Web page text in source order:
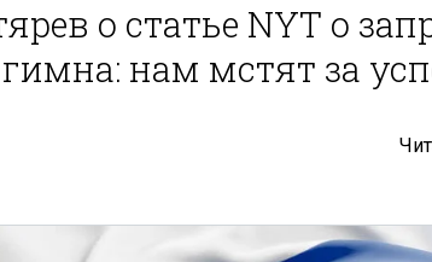
о статье NYT о
нам мстят за